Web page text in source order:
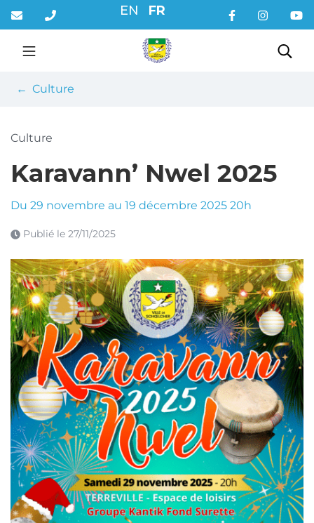
Aller
au
contenu
EN FR
Culture
Culture
Karavann’ Nwel 2025
Du 29 novembre au 19 décembre 2025 20h
Publié le 27/11/2025